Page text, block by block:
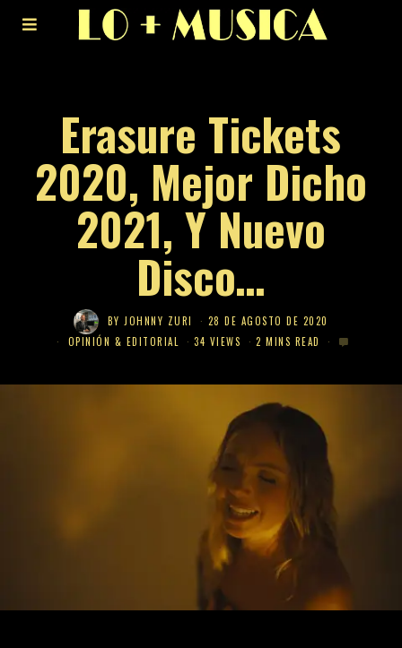
Erasure Tickets
2020, Mejor Dicho
2021, Y Nuevo
Disco…
BYJOHNNY ZURI
28 DE AGOSTO DE 2020
OPINIÓN & EDITORIAL
34 VIEWS 2 MINS READ